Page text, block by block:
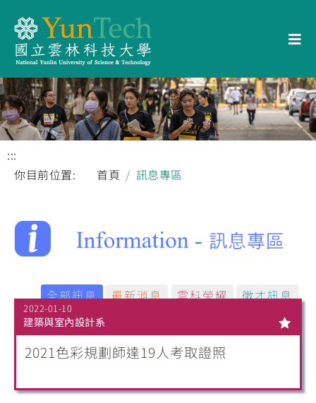
:::
你目前位置:
首頁 訊息專區
全部訊息 最新消息 雲科榮耀 徵才訊息
2022-01-10
建築與室內設計系
2021色彩規劃師達19人考取證照